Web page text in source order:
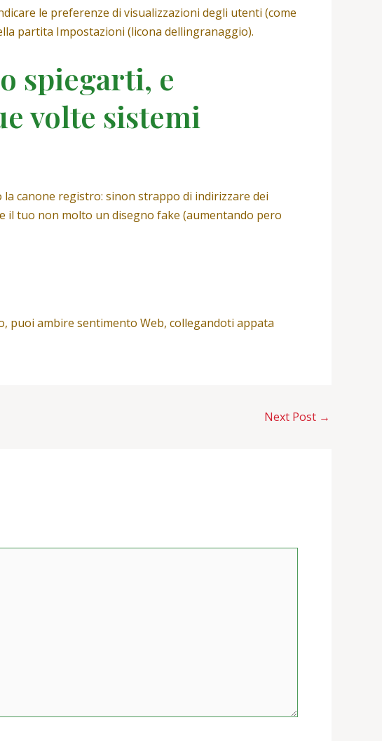
le preferenze di visualizzazioni degli utenti (come
partita Impostazioni (licona dellingranaggio).
spiegarti, e
volte sistemi
canone registro: sinon strappo di indirizzare dei
il tuo non molto un disegno fake (aumentando pero
puoi ambire sentimento Web, collegandoti appata
Next Post →